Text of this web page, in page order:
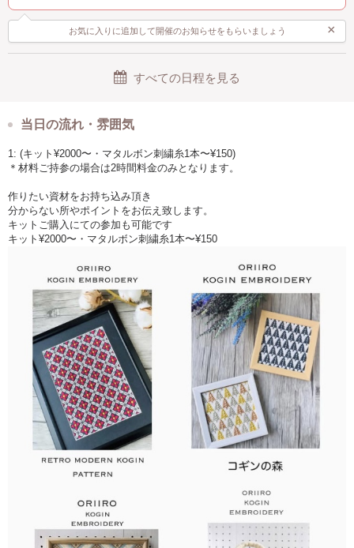
①【こぎん刺し金平糖キーホルダー 】コース
¥3800(税込)
②経験者さんコース
(キット¥2000(税込)〜・マタルボン刺繍糸1本〜¥150)
分からない所やポイントをお伝えします
※ご予約金として共通時間料金の1500円を決済頂き
メニューや割引による差額を店頭にて精算とさせていただきます。
＊ドリンク付
○募集人数○
4名
～タイムスケジュール～
13:00~糸選び
13:15〜刺繍作業
14:15〜金平糖ビーズ選び
14:45〜組み立て
※進捗状況により多少前後します
お気に入りに追加して開催のお知らせをもらいましょう ×
すべての日程を見る
当日の流れ・雰囲気
1: (キット¥2000〜・マタルボン刺繍糸1本〜¥150)
＊材料ご持参の場合は2時間料金のみとなります。
作りたい資材をお持ち込み頂き
分からない所やポイントをお伝え致します。
キットご購入にての参加も可能です
キット¥2000〜・マタルボン刺繍糸1本〜¥150